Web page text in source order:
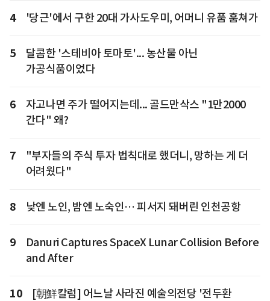
4 '당근'에서 구한 20대 가사도우미, 어머니 유품 훔쳐가
5
달콤한 '스테비아 토마토'... 농산물 아닌
가공식품이었다
6
자고나면 주가 떨어지는데... 골드만삭스 "1만2000
간다" 왜?
7
"부자들의 주식 투자 법칙대로 했더니, 망하는 게 더
어려웠다"
8 낮엔 노인, 밤엔 노숙인… 피서지 돼버린 인천공항
9
Danuri Captures SpaceX Lunar Collision Before
and After
10
[朝鮮칼럼] 어느날 사라진 예술의전당 '전두환